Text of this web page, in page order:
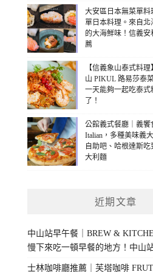
大安區日本無菜單料
單日本料理。來自北
的大海鮮味！信義安
薦
【信義象山泰式料
山 PIKUL 路易莎泰
一天能夠一起吃泰式
了！
公館義式餐廳｜義饗
Italian，多種美味義
自助吧、哈根達斯
大利麵
近期文章
中山站早午餐｜BREW &
慢下來吃一頓早餐的地方！中山
士林咖啡廳推薦｜芙塔咖啡